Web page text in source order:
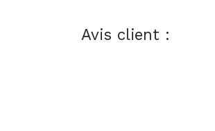
Avis client :